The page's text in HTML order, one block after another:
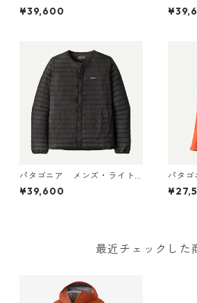
ウェイト・ダウン・セータ
ー・カーディガン Noble Gr
¥39,600
ウェイ
ー・
パタゴニア メンズ・ライト
ウェイト・ダウン・セータ
ー・カーディガン Black 319
¥39,600
パタ
トシェ
ット (
最近チェックした